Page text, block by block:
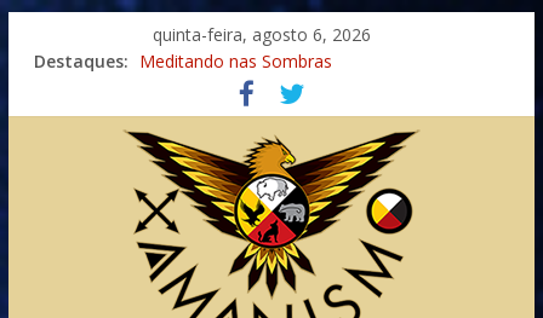
quinta-feira, agosto 6, 2026
Destaques: Meditando nas Sombras
Autosuficiência: A Jornada do Espírito Ancestral
Xamanismo Universal
Totens – Caminho Espiritual – Crescimento
Imaginação na Cura